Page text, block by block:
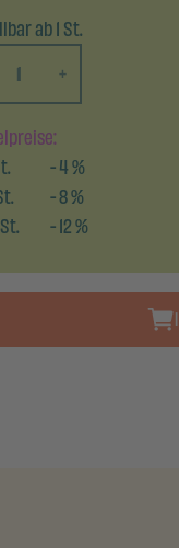
ab 1 St.
+
-4%
-8%
St. -12%